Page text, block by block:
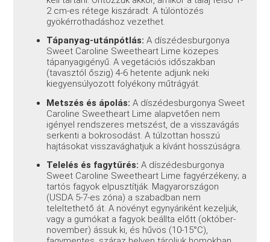
2 cm-es rétege kiszáradt. A túlöntözés
gyökérrothadáshoz vezethet.
Tápanyag-utánpótlás: A díszédesburgonya
Sweet Caroline Sweetheart Lime közepes
tápanyagigényű. A vegetációs időszakban
(tavasztól őszig) 4-6 hetente adjunk neki
kiegyensúlyozott folyékony műtrágyát.
Metszés és ápolás: A díszédesburgonya Sweet
Caroline Sweetheart Lime alapvetően nem
igényel rendszeres metszést, de a visszavágás
serkenti a bokrosodást. A túlzottan hosszú
hajtásokat visszavághatjuk a kívánt hosszúságra.
Telelés és fagytűrés: A díszédesburgonya
Sweet Caroline Sweetheart Lime fagyérzékeny; a
tartós fagyok elpusztítják. Magyarországon
(USDA 5-7-es zóna) a szabadban nem
teleltethető át. A növényt egynyáriként kezeljük,
vagy a gumókat a fagyok beállta előtt (október-
november) ássuk ki, és hűvös (10-15°C),